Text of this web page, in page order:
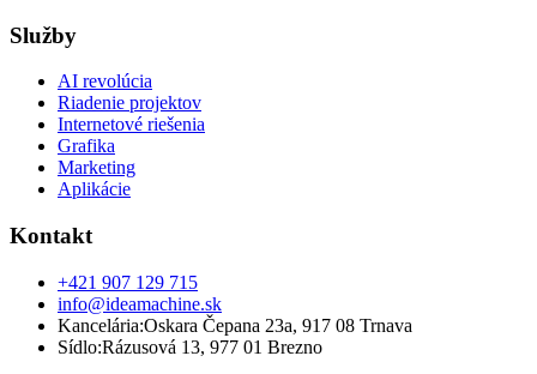
Služby
AI revolúcia
Riadenie projektov
Internetové riešenia
Grafika
Marketing
Aplikácie
Kontakt
+421 907 129 715
info@ideamachine.sk
Kancelária:Oskara Čepana 23a, 917 08 Trnava
Sídlo:Rázusová 13, 977 01 Brezno